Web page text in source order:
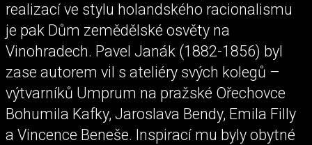
realizací ve stylu holandského racionalismu
je pak Dům zemědělské osvěty na
Vinohradech. Pavel Janák (1882-1856) byl
zase autorem vil s ateliéry svých kolegů –
výtvarníků Umprum na pražské Ořechovce
Bohumila Kafky, Jaroslava Bendy, Emila Filly
a Vincence Beneše. Inspirací mu byly obytné